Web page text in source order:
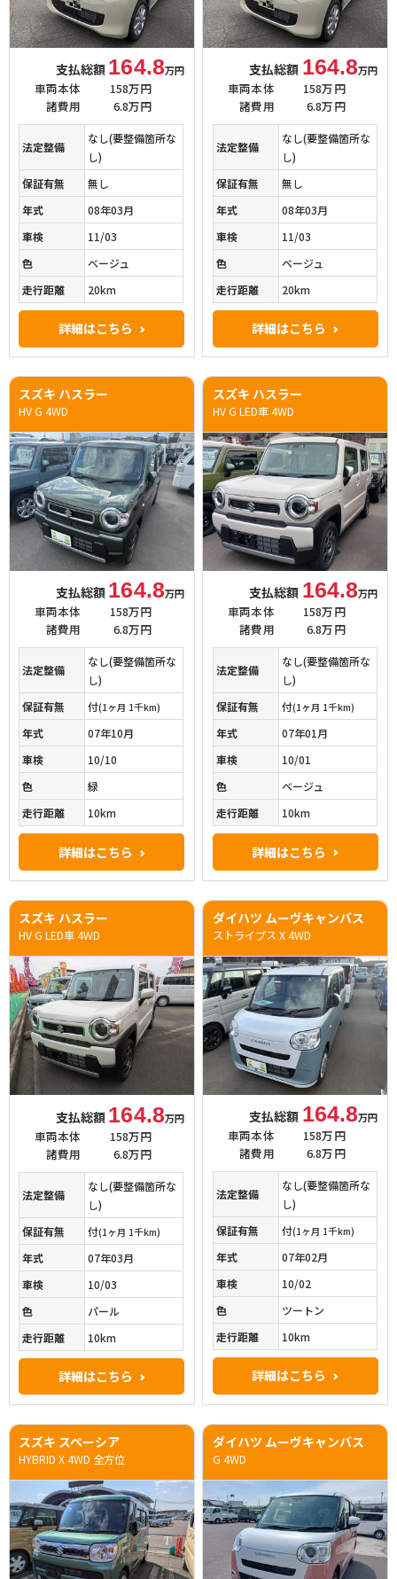
支払総額 164.8万円
車両本体
158万円
諸費用
6.8万円
法定整備
なし(要整備箇所な
し)
保証有無
無し
年式
08年03月
車検
11/03
色
ベージュ
走行距離
20km
詳細はこちら
支払総額 164.8万円
車両本体
158万円
諸費用
6.8万円
法定整備
なし(要整備箇所な
し)
保証有無
無し
年式
08年03月
車検
11/03
色
ベージュ
走行距離
20km
詳細はこちら
スズキ ハスラー
HV G 4WD
支払総額 164.8万円
車両本体
158万円
諸費用
6.8万円
法定整備
なし(要整備箇所な
し)
保証有無
付(1ヶ月 1千km)
年式
07年10月
車検
10/10
色
緑
走行距離
10km
詳細はこちら
スズキ ハスラー
HV G LED車 4WD
支払総額 164.8万円
車両本体
158万円
諸費用
6.8万円
法定整備
なし(要整備箇所な
し)
保証有無
付(1ヶ月 1千km)
年式
07年01月
車検
10/01
色
ベージュ
走行距離
10km
詳細はこちら
スズキ ハスラー
HV G LED車 4WD
支払総額 164.8万円
車両本体
158万円
諸費用
6.8万円
法定整備
なし(要整備箇所な
し)
保証有無
付(1ヶ月 1千km)
年式
07年03月
車検
10/03
色
パール
走行距離
10km
詳細はこちら
ダイハツ ムーヴキャンバス
ストライプス X 4WD
支払総額 164.8万円
車両本体
158万円
諸費用
6.8万円
法定整備
なし(要整備箇所な
し)
保証有無
付(1ヶ月 1千km)
年式
07年02月
車検
10/02
色
ツートン
走行距離
10km
詳細はこちら
スズキ スペーシア
HYBRID X 4WD 全方位
ダイハツ ムーヴキャンバス
G 4WD